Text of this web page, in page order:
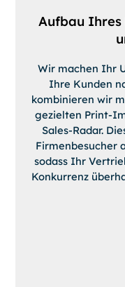
Aufbau Ihres
Wir machen Ihr
Ihre Kunden
kombinieren wir
gezielten Print-
Sales-Radar.
Firmenbesucher
sodass Ihr
Konkurrenz